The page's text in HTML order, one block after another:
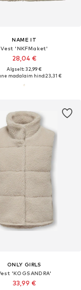
NAME IT
Vest 'NKFMaket'
28,04 €
Algselt: 32,99 €
madalaim hind:23,31 €
ONLY GIRLS
'KOGSANDRA'
33,99 €